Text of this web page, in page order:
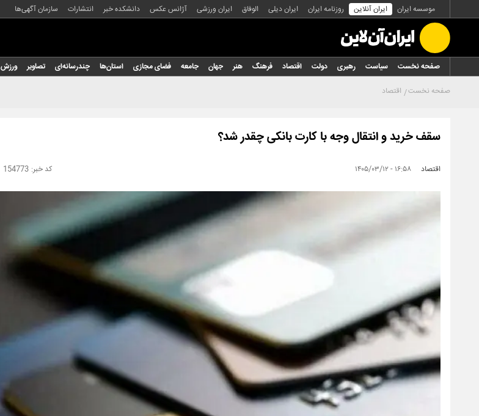
موسسه ایران ایران آنلاین روزنامه ایران ایران دیلی الوفاق ایران ورزشی آژانس عکس دانشکده خبر انتشارات سازمان آگهی‌ها
صفحه نخست سیاست رهبری دولت اقتصاد فرهنگ هنر جهان جامعه فضای مجازی استان‌ها چندرسانه‌ای تصاویر ورزش
صفحه نخست اقتصاد
سقف خرید و انتقال وجه با کارت بانکی چقدر شد؟
اقتصاد ۱۶:۵۸ - ۱۴۰۵/۰۳/۱۲ 154773